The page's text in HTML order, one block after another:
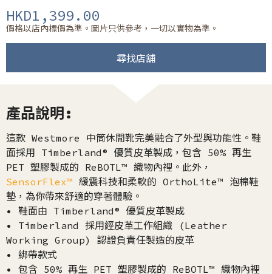
HKD1,399.00
價格以店內標價為準。圖片只供參考，一切以實物為準。
尋找店舖
產品說明:
這款 Westmore 中筒休閒靴完美融合了外型與功能性。鞋
面採用 Timberland® 優質皮革製成，包含 50% 再生
PET 塑膠製成的 ReBOTL™ 織物內裡。此外，
SensorFlex™ 緩震科技和柔軟的 OrthoLite™ 泡棉鞋
墊，為你帶來舒適的穿著體驗。
• 鞋面由 Timberland® 優質皮革製成
• Timberland 採用經皮革工作組織 (Leather
Working Group) 認證負責任製造的皮革
• 綁帶款式
• 包含 50% 再生 PET 塑膠製成的 ReBOTL™ 織物內裡